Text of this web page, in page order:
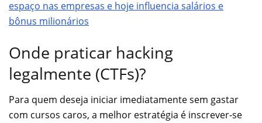
espaço nas empresas e hoje influencia salários e
bônus milionários
Onde praticar hacking
legalmente (CTFs)?
Para quem deseja iniciar imediatamente sem gastar
com cursos caros, a melhor estratégia é inscrever-se